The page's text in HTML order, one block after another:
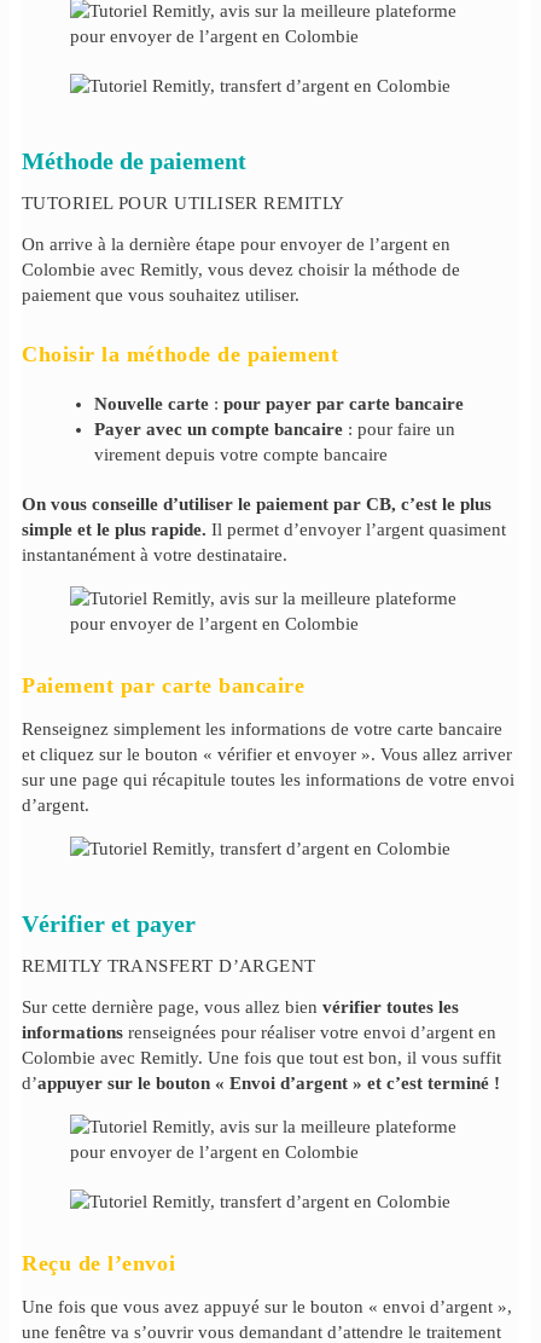
Méthode de paiement
TUTORIEL POUR UTILISER REMITLY
On arrive à la dernière étape pour envoyer de l’argent en
Colombie avec Remitly, vous devez choisir la méthode de
paiement que vous souhaitez utiliser.
Choisir la méthode de paiement
Nouvelle carte : pour payer par carte bancaire
Payer avec un compte bancaire : pour faire un
virement depuis votre compte bancaire
On vous conseille d’utiliser le paiement par CB, c’est le plus
simple et le plus rapide. Il permet d’envoyer l’argent quasiment
instantanément à votre destinataire.
Paiement par carte bancaire
Renseignez simplement les informations de votre carte bancaire
et cliquez sur le bouton « vérifier et envoyer ». Vous allez arriver
sur une page qui récapitule toutes les informations de votre envoi
d’argent.
Vérifier et payer
REMITLY TRANSFERT D’ARGENT
Sur cette dernière page, vous allez bien vérifier toutes les
informations renseignées pour réaliser votre envoi d’argent en
Colombie avec Remitly. Une fois que tout est bon, il vous suffit
d’appuyer sur le bouton « Envoi d’argent » et c’est terminé !
Reçu de l’envoi
Une fois que vous avez appuyé sur le bouton « envoi d’argent »,
une fenêtre va s’ouvrir vous demandant d’attendre le traitement